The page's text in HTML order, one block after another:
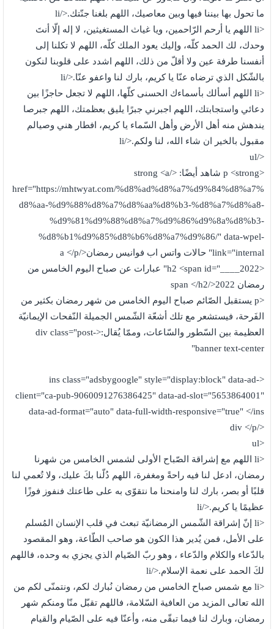
ما تحول بها بيننا فيها وبين معاصيك، اللهم بلغنا جنّتك.</li
<li اللهم يا أرحم الرّاحمين، ويا غياث المستغيثين، لا إله إلّا أنتَ
وحدك، لك الحمد كلّه، وإليك يعود الملك كلّه، اللهم لا تكلنا إلى
أنفسنا طرفة عين ولا أقلّ من ذلك، اللهم اشدد على قلوبنا لنكون
بالشّكل الذي ترضاه عنّا يا كريم، بارك لنا واعفو عنّا.</li
<li اللهم أسألك بأسماءك الحسنى كلّها، اللهم لا تجعل حاجزًا بين
دعائي واستجابتك، اللهم اجبرني جبرًا يليق بعظمتك، اللهم جبرصا
يندهش منه أهل الأرض وأهل السّماء يا كريم، افطار هني وصيالم
مقبول بالخير ان شاء الله، لنا ولكم.</li
</ul
<p <strong شاهد أيضًا: </strong <a
href="https://mhtwyat.com/%d8%ad%d8%a7%d9%84%d8%a7%
d8%aa-%d9%88%d8%a7%d8%aa%d8%b3-%d8%a7%d8%a8-
%d9%81%d9%88%d8%a7%d9%86%d9%8a%d8%b3-
%d8%b1%d9%85%d8%b6%d8%a7%d9%86/" data-wpel-
link="internal" حالات واتس اب فوانيس رمضان</a </p
<h2 <span id="____2022" عبارات عن صباح اليوم الخامس من
رمضان 2022</span </h2
<p يستقبل الصّائم صباح اليوم الخامس من شهر رمضان بكثير من
الفَرحة، فيستشعر مع تلك أشعّة الشّمس الجميلة النّفحات الإيمانيّة
العظيمة بين السّطور والسّاعات، وممّا يُقال:<div class="post-
banner text-center"
<ins class="adsbygoogle" style="display:block" data-ad-
client="ca-pub-9060091276386425" data-ad-slot="5653864001"
data-ad-format="auto" data-full-width-responsive="true" </ins
</div </p
<ul
<li اللهم مع إشراقة الصّباح الأولى لشمس الخامس من شهرنا
رمضان، ادعل لنا فيه راحةً ومغفرة، اللهم دُلّنا بكَ عليك، ولا تُعمي لنا
قلبًا أو بصر، بارك لنا وامنحنا ما نتقوّى به على طاعتك فنفوز فوزًا
عظيمًا يا كريم.</li
<li إنّ إشراقة الشّمس الرمضانيّة تبعث في قلب الإنسان المُسلم
على الأمل، فمن يُدير هذا الكون هو صاحب الطّاعة، وهو المقصود
بالدّعاء والكلام والدّعاء ، وهو ربّ الصّيام الذي يجزي به وحده، فاللهم
لكَ الحمد على نعمة الإسلام.</li
<li مع شمس صباح الخامس من رمضان نُبارك لكم، ونتمنّى لكم من
الله تعالى المزيد من العافية السّلامة، فاللهم تقبّل منّا ومنكم شهر
رمضان، وبارك لنا فيما تبقّى منه، وأعنّا فيه على الصّيام والقيام